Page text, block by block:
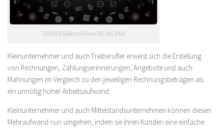
iZettle Chipkartenleser für das iPad
Kleinunternehmer und auch Freiberufler erweist sich die Erstellung
von Rechnungen, Zahlungserinnerungen, Angebote und auch
Mahnungen im Vergleich zu den jeweiligen Rechnungsbeträgen als
ein unnötig hoher Arbeitsaufwand.
Kleinunternehmer und auch Mittelstandsunternehmen können diesen
Mehraufwand nun umgehen, indem sie ihren Kunden eine einfache